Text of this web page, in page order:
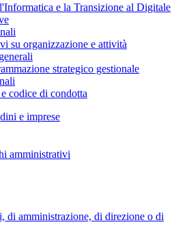
e la Transizione al Digitale
su organizzazione e attività
strategico gestionale
codice di condotta
e imprese
amministrativi
di amministrazione, di direzione o di